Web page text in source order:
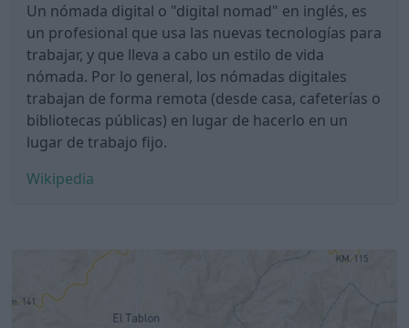
Un nómada digital o "digital nomad" en inglés, es
un profesional que usa las nuevas tecnologías para
trabajar, y que lleva a cabo un estilo de vida
nómada. Por lo general, los nómadas digitales
trabajan de forma remota (desde casa, cafeterías o
bibliotecas públicas) en lugar de hacerlo en un
lugar de trabajo fijo.
Wikipedia